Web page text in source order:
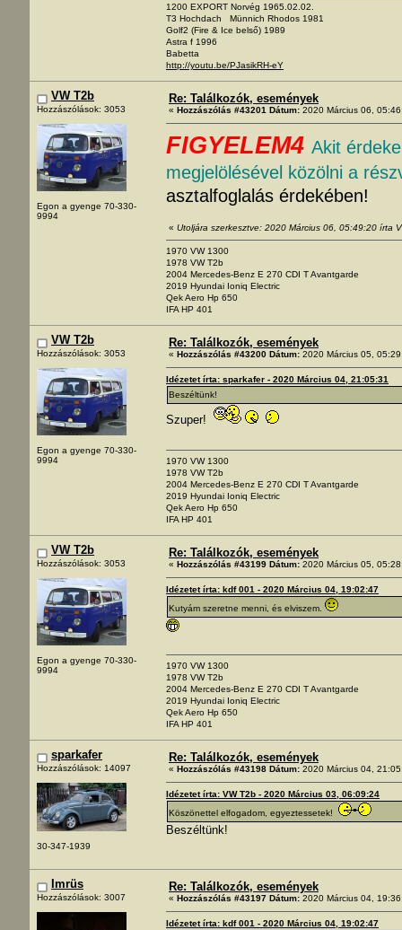
1200 EXPORT Norvég 1965.02.02.
T3 Hochdach Münnich Rhodos 1981
Golf2 (Fire & Ice belső) 1989
Astra f 1996
Babetta
http://youtu.be/PJasikRH-eY
VW T2b
Hozzászólások: 3053
Egon a gyenge 70-330-
9994
Re: Találkozók, események
« Hozzászólás #43201 Dátum: 2020 Március 06,
FIGYELEM4 Akit
megjelölésével közölni a
asztalfoglalás érdekében!
« Utoljára szerkesztve: 2020 Március 06, 05:49:20 írta
1970 VW 1300
1978 VW T2b
2004 Mercedes-Benz E 270 CDI T Avantgarde
2019 Hyundai Ioniq Electric
Qek Aero Hp 650
IFA HP 401
VW T2b
Hozzászólások: 3053
Egon a gyenge 70-330-
9994
Re: Találkozók, események
« Hozzászólás #43200 Dátum: 2020 Március 05,
Idézetet írta: sparkafer - 2020 Március 04, 21:05:31
Beszéltünk!
Szuper!
1970 VW 1300
1978 VW T2b
2004 Mercedes-Benz E 270 CDI T Avantgarde
2019 Hyundai Ioniq Electric
Qek Aero Hp 650
IFA HP 401
VW T2b
Hozzászólások: 3053
Egon a gyenge 70-330-
9994
Re: Találkozók, események
« Hozzászólás #43199 Dátum: 2020 Március 05,
Idézetet írta: kdf 001 - 2020 Március 04, 19:02:47
Kutyám szeretne menni, és elviszem.
1970 VW 1300
1978 VW T2b
2004 Mercedes-Benz E 270 CDI T Avantgarde
2019 Hyundai Ioniq Electric
Qek Aero Hp 650
IFA HP 401
sparkafer
Hozzászólások: 14097
30-347-1939
Re: Találkozók, események
« Hozzászólás #43198 Dátum: 2020 Március 04,
Idézetet írta: VW T2b - 2020 Március 03, 06:09:24
Köszönettel elfogadom, egyeztessetek!
Beszéltünk!
Imrüs
Hozzászólások: 3007
Re: Találkozók, események
« Hozzászólás #43197 Dátum: 2020 Március 04,
Idézetet írta: kdf 001 - 2020 Március 04, 19:02:47